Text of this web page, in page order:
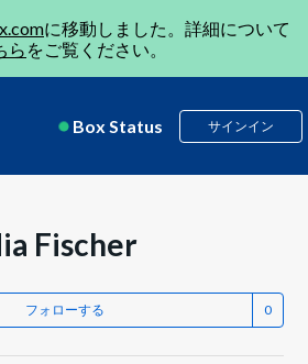
に移動しました。詳細について
ら をご覧ください。
Box Status サインイン
Fischer
フォローする